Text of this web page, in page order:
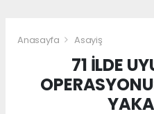
Anasayfa Asayiş
71 İLDE